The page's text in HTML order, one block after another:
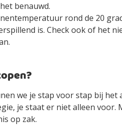
benauwd.
rond de 20
is. Check ook of het
we je stap voor stap bij het
je staat er niet alleen voor.
op zak.